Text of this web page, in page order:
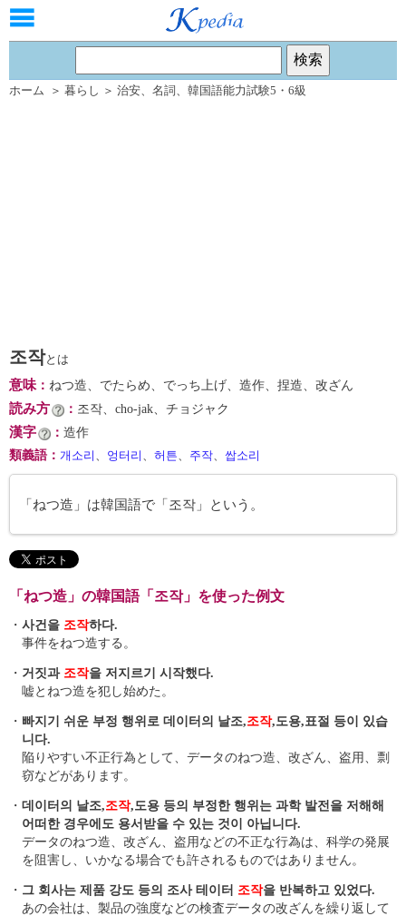
ホーム ＞ 暮らし ＞ 治安、 名詞 、 韓国語能力試験5・6級
조작とは
意味： ねつ造、でたらめ、でっち上げ、造作、捏造、改ざん
読み方 ： 조작、cho-jak、チョジャク
漢字 ： 造作
類義語 ： 개소리 、 엉터리 、 허튼、 주작、 쌉소리
「ねつ造」は韓国語で「조작」という。
「ねつ造」の韓国語「조작」を使った例文
・ 사건을 조작하다.
事件をねつ造する。
・ 거짓과 조작을 저지르기 시작했다.
嘘とねつ造を犯し始めた。
・ 빠지기 쉬운 부정 행위로 데이터의 날조,조작,도용,표절 등이 있습
니다.
陥りやすい不正行為として、データのねつ造、改ざん、盗用、剽
窃などがあります。
・ 데이터의 날조,조작,도용 등의 부정한 행위는 과학 발전을 저해해
어떠한 경우에도 용서받을 수 있는 것이 아닙니다.
データのねつ造、改ざん、盗用などの不正な行為は、科学の発展
を阻害し、いかなる場合でも許されるものではありません。
・ 그 회사는 제품 강도 등의 조사 테이터 조작을 반복하고 있었다.
あの会社は、製品の強度などの検査データの改ざんを繰り返して